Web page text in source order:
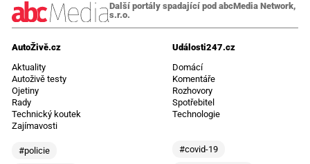
Další portály spadající pod abcMedia Network,
s.r.o.
AutoŽivě.cz
Aktuality
Autoživě testy
Ojetiny
Rady
Technický koutek
Zajímavosti
#policie
Události247.cz
Domácí
Komentáře
Rozhovory
Spotřebitel
Technologie
#covid-19